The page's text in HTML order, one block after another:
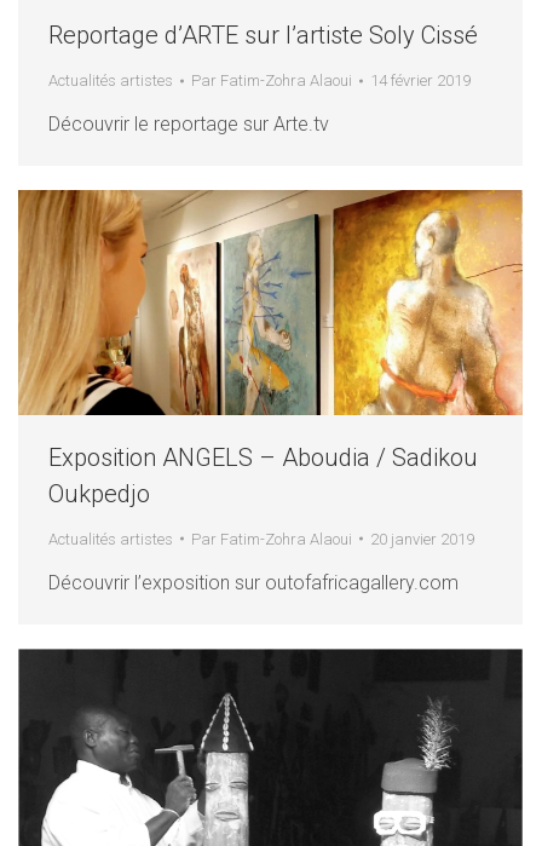
Reportage d’ARTE sur l’artiste Soly Cissé
Actualités artistes Par Fatim-Zohra Alaoui 14 février 2019
Découvrir le reportage sur Arte.tv
Exposition ANGELS – Aboudia / Sadikou
Oukpedjo
Actualités artistes Par Fatim-Zohra Alaoui 20 janvier 2019
Découvrir l’exposition sur outofafricagallery.com